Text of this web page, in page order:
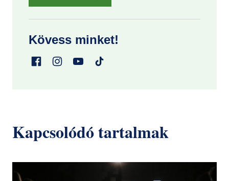
Kövess minket!
Kapcsolódó tartalmak